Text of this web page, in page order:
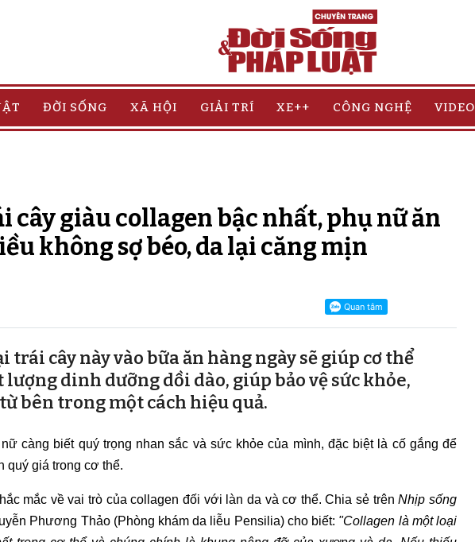
ĐỜI SỐNG XÃ HỘI GIẢI TRÍ XE++ CÔNG NGHỆ VIDEO
cây giàu collagen bậc nhất, phụ nữ ăn
không sợ béo, da lại căng mịn
trái cây này vào bữa ăn hàng ngày sẽ giúp cơ thể
lượng dinh dưỡng dồi dào, giúp bảo vệ sức khỏe,
bên trong một cách hiệu quả.
càng biết quý trọng nhan sắc và sức khỏe của mình, đặc biệt là cố gắng để
quý giá trong cơ thể.
mắc về vai trò của collagen đối với làn da và cơ thể. Chia sẻ trênNhịp sống
Phương Thảo (Phòng khám da liễu Pensilia) cho biết: "Collagen là một loại